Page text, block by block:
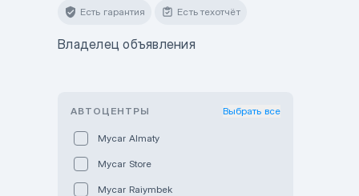
Есть гарантия Есть техотчёт
Владелец объявления
АВТОЦЕНТРЫ Выбрать все
Mycar Almaty
Mycar Store
Mycar Raiymbek